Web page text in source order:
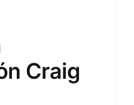
Craig